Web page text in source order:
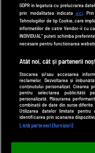
UTILE
Cod deontologic
Termeni și condiții
Politica de cookies
Politică de
Contact
Modifică Setările
© 2026 DePărinți.ro
GDPR in legatura cu prelucrarea
prin modalitatea indicata aici. Prin
Tehnologiilor de tip Cookie, care
informatiilor de catre Vendor-ii cu
INDIVIDUAL” puteti schimba
necesare pentru functionarea
Atât noi, cât și partenerii
Stocarea și/sau accesarea
reclamelor. Dezvoltarea și
conținutului personalizat. Crearea
pentru selectarea publicității
personalizată. Măsurarea
combinații de date din surse
Utilizarea datelor limitate
identificarea prin scanarea
Listă parteneri (furnizori)